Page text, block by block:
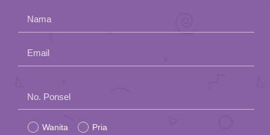
Nama
Email
leave
this
No. Ponsel
Wanita Pria